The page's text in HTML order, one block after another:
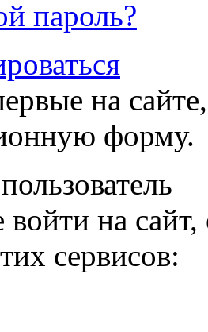
пароль?
на
форму.
на сайт,
сервисов: